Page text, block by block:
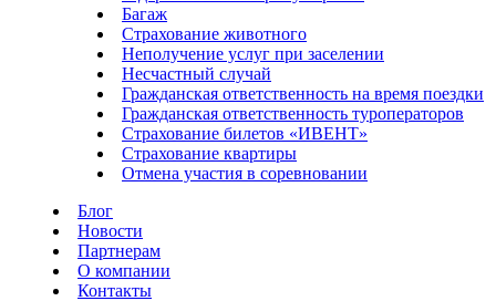
Багаж
Страхование животного
Неполучение услуг при заселении
Несчастный случай
Гражданская ответственность на время поездки
Гражданская ответственность туроператоров
Страхование билетов «ИВЕНТ»
Страхование квартиры
Отмена участия в соревновании
Блог
Новости
Партнерам
О компании
Контакты